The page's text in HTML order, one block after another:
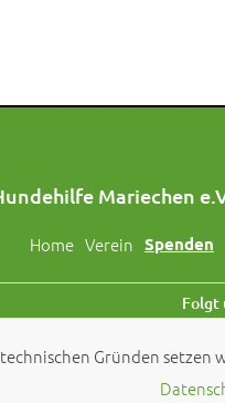
Mariechen
Home Verein Spenden
Folgt
© 2026
Gründen